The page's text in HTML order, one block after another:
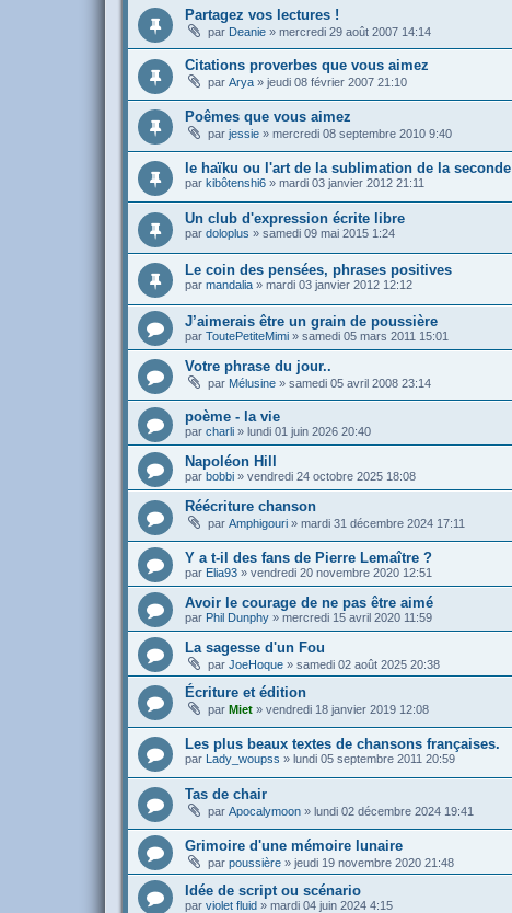
Partagez vos lectures !
par Deanie » mercredi 29 août 2007 14:14
Citations proverbes que vous aimez
par Arya » jeudi 08 février 2007 21:10
Poêmes que vous aimez
par jessie » mercredi 08 septembre 2010 9:40
le haïku ou l'art de la sublimation de la seconde
par kibôtenshi6 » mardi 03 janvier 2012 21:11
Un club d'expression écrite libre
par doloplus » samedi 09 mai 2015 1:24
Le coin des pensées, phrases positives
par mandalia » mardi 03 janvier 2012 12:12
J’aimerais être un grain de poussière
par ToutePetiteMimi » samedi 05 mars 2011 15:01
Votre phrase du jour..
par Mélusine » samedi 05 avril 2008 23:14
poème - la vie
par charli » lundi 01 juin 2026 20:40
Napoléon Hill
par bobbi » vendredi 24 octobre 2025 18:08
Réécriture chanson
par Amphigouri » mardi 31 décembre 2024 17:11
Y a t-il des fans de Pierre Lemaître ?
par Elia93 » vendredi 20 novembre 2020 12:51
Avoir le courage de ne pas être aimé
par Phil Dunphy » mercredi 15 avril 2020 11:59
La sagesse d'un Fou
par JoeHoque » samedi 02 août 2025 20:38
Écriture et édition
par Miet » vendredi 18 janvier 2019 12:08
Les plus beaux textes de chansons françaises.
par Lady_woupss » lundi 05 septembre 2011 20:59
Tas de chair
par Apocalymoon » lundi 02 décembre 2024 19:41
Grimoire d'une mémoire lunaire
par poussière » jeudi 19 novembre 2020 21:48
Idée de script ou scénario
par violet fluid » mardi 04 juin 2024 4:15